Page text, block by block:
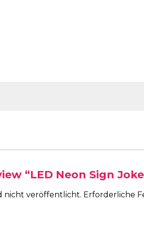
“LED Neon Sign
nicht veröffentlicht. Erforderliche